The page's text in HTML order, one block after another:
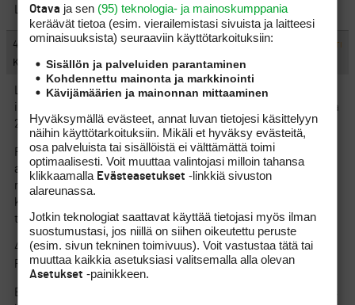
LDR-MOD Dole
4.4.2017 13:16:35 #1119435 ILMOITA ASIATON VIESTI
KL1
Luin ketjun tarkkaan ja syvennyin antaumuksella sääntöjen
ihmeelliseen maailmaan. Yritin myös löytää MGA Quiz’in vuodelta
2010, mutta arkistot näyttävät loppuvan vuoteen 2012.
Ratkaisun avainhan löytyy deccarista 1-4/12, kuten
alkuperäisessä ketjussakin on todettu. Hankaluudeksi näyttää
muodostuvan se, onko kyseessä ’single act’, ’unrelated acts’ vai
kenties ’related acts’. Otetaanpa aluksi ko. deccarin kohta 4
tähän näkyville:
4. Related Acts Result in Two Rules Being Breached – Single
Penalty Applied
Example 1: In stroke play, a competitor is considering putting his
Otava ja sen (95) teknologia- ja mainoskumppania
keräävät tietoa (esim. vierailemis­tasi sivuista ja laitteesi
ominaisuuk­sista) seuraaviin käyttötarkoituksiin:
Sisällön ja palveluiden parantaminen
Kohdennettu mainonta ja markkinointi
Kävijämäärien ja mainonnan mittaaminen
Hyväksymällä evästeet, annat luvan tietojesi käsittelyyn
näihin käyttötarkoituksiin. Mikäli et hyväksy evästeitä,
osa palveluista tai sisällöistä ei välttämättä toimi
optimaalisesti. Voit muuttaa valintojasi milloin tahansa
klikkaamalla Evästeasetukset -linkkiä sivuston
alareunassa.
Jotkin teknologiat saattavat käyttää tietojasi myös ilman
suostumustasi, jos niillä on siihen oikeutettu peruste
(esim. sivun tekninen toimivuus). Voit vastustaa tätä tai
muuttaa kaikkia asetuksiasi valitsemalla alla olevan
Asetukset -painikkeen.